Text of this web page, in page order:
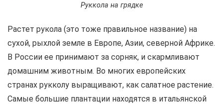
Руккола на грядке
Растет рукола (это тоже правильное название) на
сухой, рыхлой земле в Европе, Азии, северной Африке.
В России ее принимают за сорняк, и скармливают
домашним животным. Во многих европейских
странах рукколу выращивают, как салатное растение.
Самые большие плантации находятся в итальянской